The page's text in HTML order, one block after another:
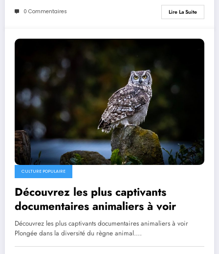
0 Commentaires Lire La Suite
CULTURE POPULAIRE
Découvrez les plus captivants
documentaires animaliers à voir
Découvrez les plus captivants documentaires animaliers à voir
Plongée dans la diversité du règne animal.…